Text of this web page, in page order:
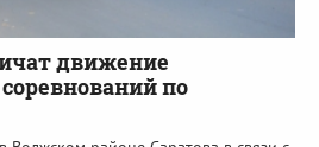
движение
по